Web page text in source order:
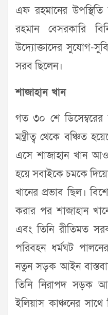
এফ রহমানের
রহমান বেসরকারি
উদ্যোক্তাদের সুযোগ-
সরব ছিলেন।
শাজাহান খান
গত ৩০ শে ডিসেম্বরের
মন্ত্রীত্ব থেকে বঞ্চিত
এসে শাজাহান খান
হয়ে সবাইকে চমকে
খানের প্রভাব ছিল।
করার পর শাজাহান
এবং তিনি রীতিমত
পরিবহন ধর্মঘট
নতুন সড়ক আইন
তিনি নিরাপদ সড়ক
ইলিয়াস কাঞ্চনের